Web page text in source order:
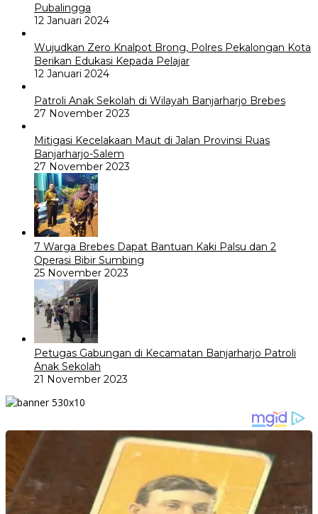
Pubalingga
12 Januari 2024
Wujudkan Zero Knalpot Brong, Polres Pekalongan Kota
Berikan Edukasi Kepada Pelajar
12 Januari 2024
Patroli Anak Sekolah di Wilayah Banjarharjo Brebes
27 November 2023
Mitigasi Kecelakaan Maut di Jalan Provinsi Ruas
Banjarharjo-Salem
27 November 2023
7 Warga Brebes Dapat Bantuan Kaki Palsu dan 2
Operasi Bibir Sumbing
25 November 2023
Petugas Gabungan di Kecamatan Banjarharjo Patroli
Anak Sekolah
21 November 2023